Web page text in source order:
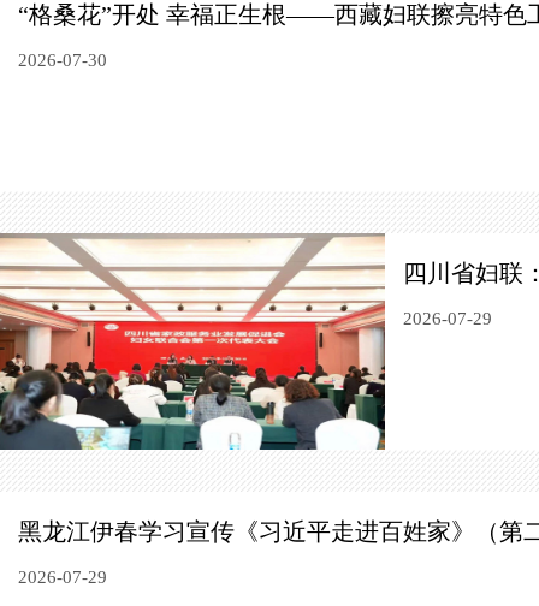
“格桑花”开处 幸福正生根——西藏妇联擦亮特色
2026-07-30
四川省妇联
2026-07-29
黑龙江伊春学习宣传《习近平走进百姓家》（第
2026-07-29